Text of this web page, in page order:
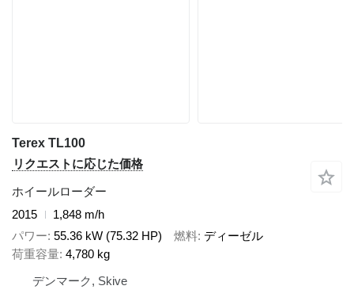
Terex TL100
リクエストに応じた価格
ホイールローダー
2015
1,848 m/h
パワー 55.36 kW (75.32 HP) 燃料 ディーゼル
荷重容量 4,780 kg
デンマーク, Skive